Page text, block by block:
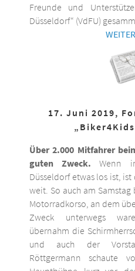
Freunde und
Düsseldorf“ (VdFU)
17. Juni 2019,
Über 2.000 Mitfahrer
guten Zweck. Wenn
Düsseldorf etwas los ist,
weit. So auch am
Motorradkorso, an dem
Zweck unterwegs
übernahm die
und auch der
Röttgermann schaute